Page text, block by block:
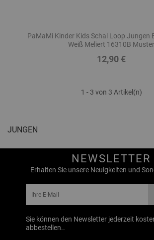
PaMaMi Kinder Kids Schal Loop Jungen
Weiß Meliert 16310B Muster
Preis
12,90 €
1 - 3 von 3 Artikel(n)
JUNGEN
NEWSLETTER
Erhalten Sie unsere Neuigkeiten und
Sie können den Newsletter jederzeit
abbestellen..